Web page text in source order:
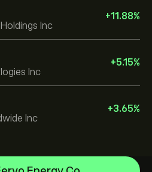
Inc
+11.88%
Inc
+5.15%
Inc
+3.65%